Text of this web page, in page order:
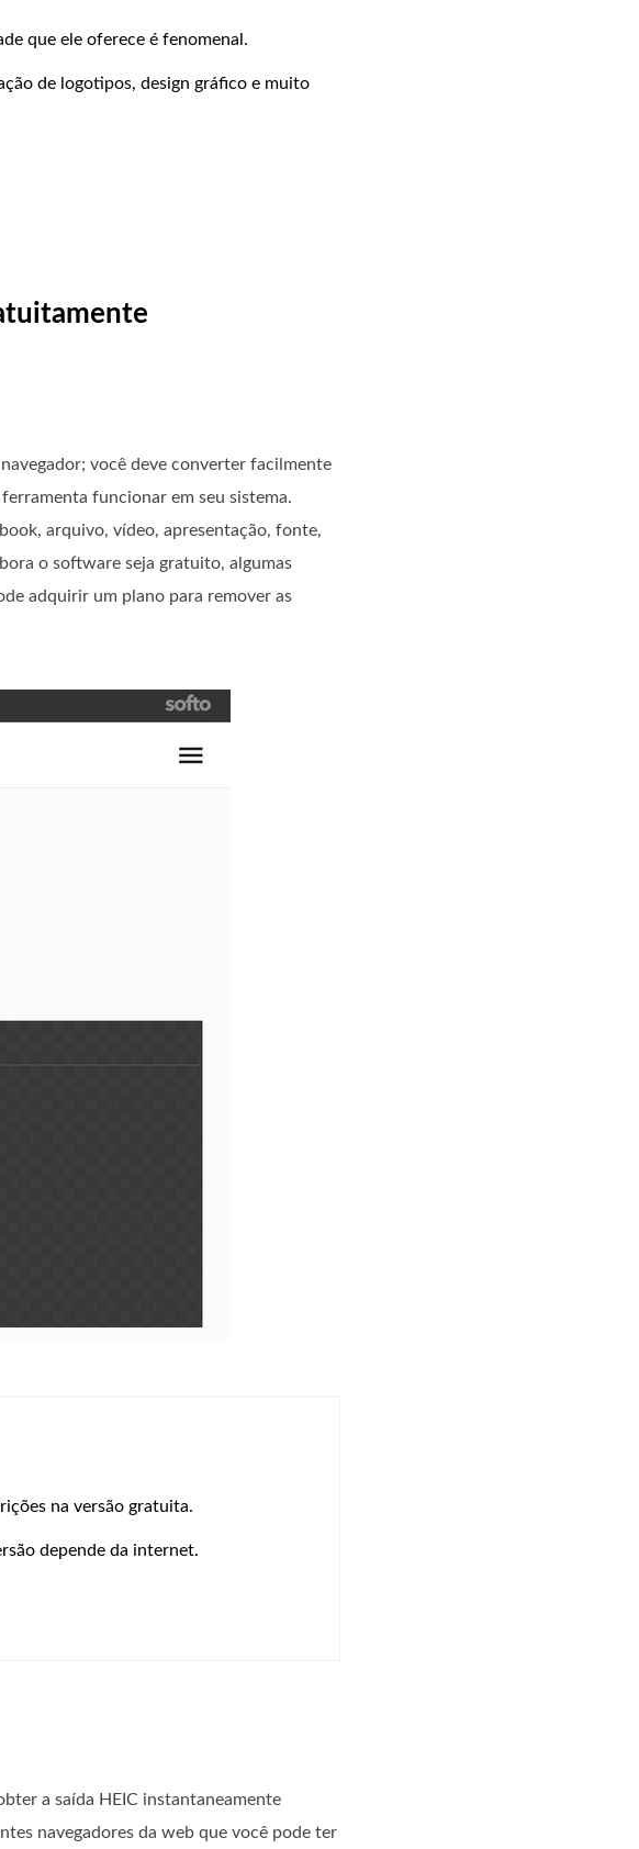
que ele oferece é fenomenal.
de logotipos, design gráfico e muito
você deve converter facilmente
funcionar em seu sistema.
arquivo, vídeo, apresentação, fonte,
o software seja gratuito, algumas
adquirir um plano para remover as
na versão gratuita.
depende da internet.
a saída HEIC instantaneamente
navegadores da web que você pode ter